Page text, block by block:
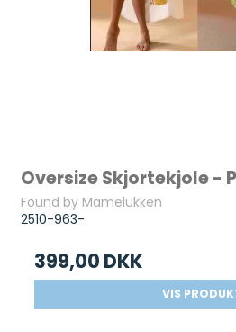
Oversize Skjortekjole -
Found by Mamelukken
2510-963-
399,00 DKK
VIS